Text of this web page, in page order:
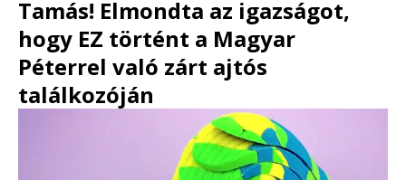
Tamás! Elmondta az igazságot,
hogy EZ történt a Magyar
Péterrel való zárt ajtós
találkozóján